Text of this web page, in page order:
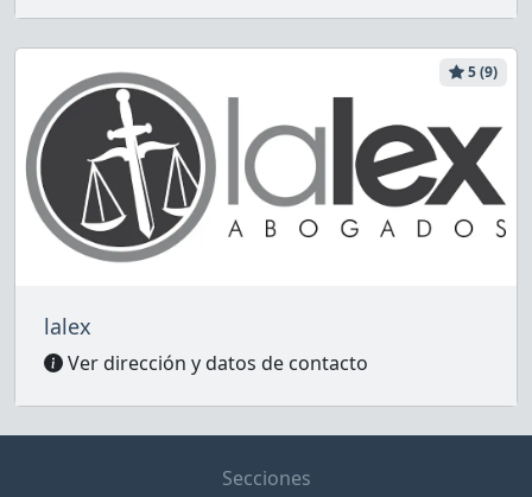
5 (9)
lalex
Ver dirección y datos de contacto
Secciones